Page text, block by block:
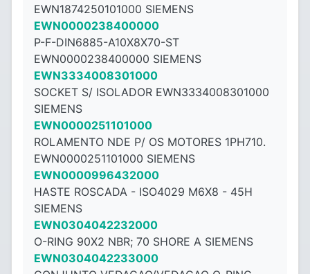
EWN1874250101000 SIEMENS
EWN0000238400000
P-F-DIN6885-A10X8X70-ST
EWN0000238400000 SIEMENS
EWN3334008301000
SOCKET S/ ISOLADOR EWN3334008301000
SIEMENS
EWN0000251101000
ROLAMENTO NDE P/ OS MOTORES 1PH710.
EWN0000251101000 SIEMENS
EWN0000996432000
HASTE ROSCADA - ISO4029 M6X8 - ​​45H
SIEMENS
EWN0304042232000
O-RING 90X2 NBR; 70 SHORE A SIEMENS
EWN0304042233000